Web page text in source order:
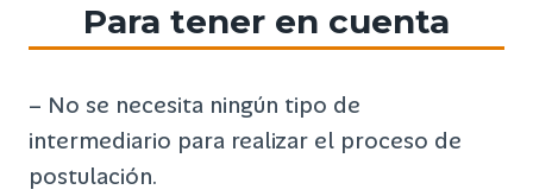
Para tener en cuenta
– No se necesita ningún tipo de
intermediario para realizar el proceso de
postulación.